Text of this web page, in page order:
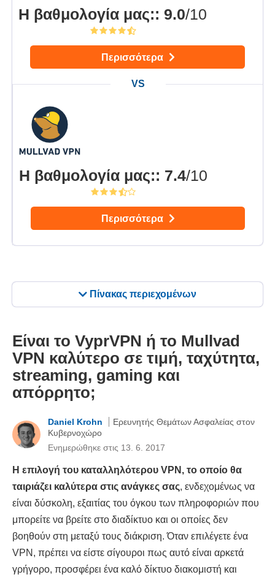
Πίνακας περιεχομένων
Η βαθμολογία μας:: 9.0/10
Περισσότερα
Η βαθμολογία μας:: 7.4/10
Περισσότερα
Είναι το VyprVPN ή το Mullvad
VPN καλύτερο σε τιμή, ταχύτητα,
streaming, gaming και
απόρρητο;
Daniel Krohn
Ερευνητής Θεμάτων Ασφαλείας στον
Κυβερνοχώρο
Ενημερώθηκε στις 13. 6. 2017
Η επιλογή του καταλληλότερου VPN, το οποίο θα
ταιριάζει καλύτερα στις ανάγκες σας, ενδεχομένως να
είναι δύσκολη, εξαιτίας του όγκου των πληροφοριών που
μπορείτε να βρείτε στο διαδίκτυο και οι οποίες δεν
βοηθούν στη μεταξύ τους διάκριση. Όταν επιλέγετε ένα
VPN, πρέπει να είστε σίγουροι πως αυτό είναι αρκετά
γρήγορο, προσφέρει ένα καλό δίκτυο διακομιστή και